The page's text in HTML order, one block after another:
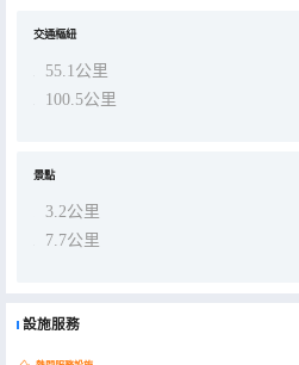
足您的娛樂需求；同時提供免費無線網絡，方便您與朋友保持聯
交通樞紐
55.1公里
100.5公里
景點
3.2公里
7.7公里
設施服務